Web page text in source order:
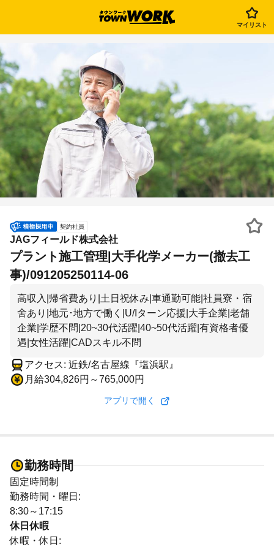
マイリスト
契約社員
JAGフィールド株式会社
プラント施工管理|大手化学メーカー(撤去工
事)/091205250114-06
高収入|帰省費あり|土日祝休み|車通勤可能|社員寮・宿
舍あり|地元･地方で働く|U/Iターン応援|大手企業|老舗
企業|学歴不問|20~30代活躍|40~50代活躍|有資格者優
遇|女性活躍|CADスキル不問
アクセス: 近鉄/名古屋線『塩浜駅』
月給304,826円～765,000円
アプリで開く
勤務時間
固定時間制
勤務時間・曜日:
8:30～17:15
休日休暇
休暇・休日: